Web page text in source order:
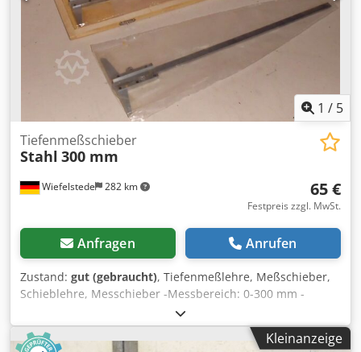
1 / 5
Wiefelstede 282 km
Tiefenmeßschieber
Stahl 300 mm
65 €
Festpreis zzgl. MwSt.
Anfragen Anrufen
Zustand: gut (gebraucht), Tiefenmeßlehre, Meßschieber,
Schieblehre, Messchieber -Messbereich: 0-300 mm -
Feinjustierung -lange Meßschenkel -Anzahl: 4x
Tiefenmeßschieber vorhanden -Preis: pro Stück Chodpfeb
A S I Ssx Al Roa -Gewicht: 0,6 kg
Kleinanzeige